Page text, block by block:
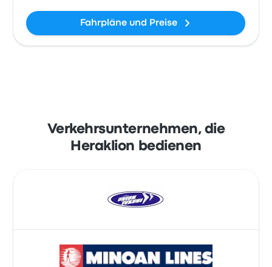
Fahrpläne und Preise
Verkehrsunternehmen, die
Heraklion bedienen